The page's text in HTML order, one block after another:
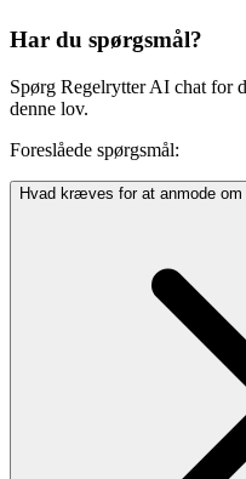
Har du spørgsmål?
Spørg Regelrytter AI chat for
denne lov.
Foreslåede spørgsmål:
Hvad kræves for at anmode